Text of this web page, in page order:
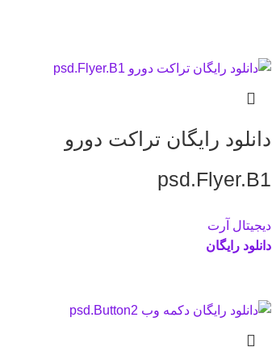
دانلود رایگان تراکت دورو
psd.Flyer.B1
دیجیتال آرت
دانلود رایگان